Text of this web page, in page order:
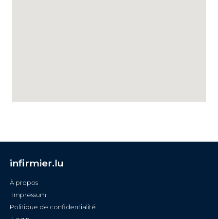
infirmier.lu
À propos
Impressum
Politique de confidentialité